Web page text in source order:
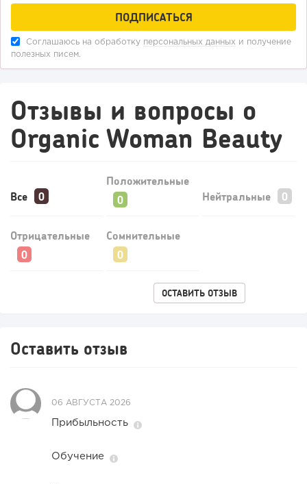
224 2
прибыль 300 тысяч...
Соглашаюсь на обработку персональных данных и получение
полезных писем.
Отзывы и вопросы о
Organic Woman Beauty
Все
Положительные
Нейтральные
Отрицательные Сомнительные
ОСТАВИТЬ ОТЗЫВ
Оставить отзыв
06 АВГУСТА 2026
Прибыльность
Обучение